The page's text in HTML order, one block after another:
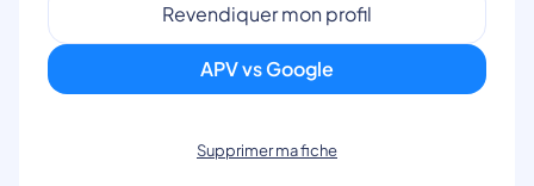
Revendiquer mon profil
APV vs Google
Supprimer ma fiche